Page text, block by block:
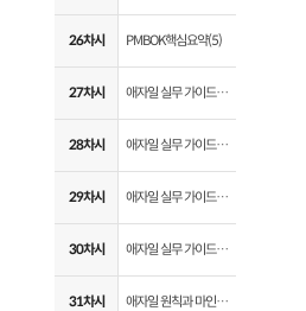
26차시 PMBOK핵심요약(5)
27차시 애자일 실무 가이드(1)
28차시 애자일 실무 가이드(2)
29차시 애자일 실무 가이드(3)
30차시 애자일 실무 가이드(4)
31차시 애자일 원칙과 마인셋(1)